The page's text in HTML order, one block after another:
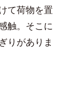
て荷物を置
触。そこに
りがありま